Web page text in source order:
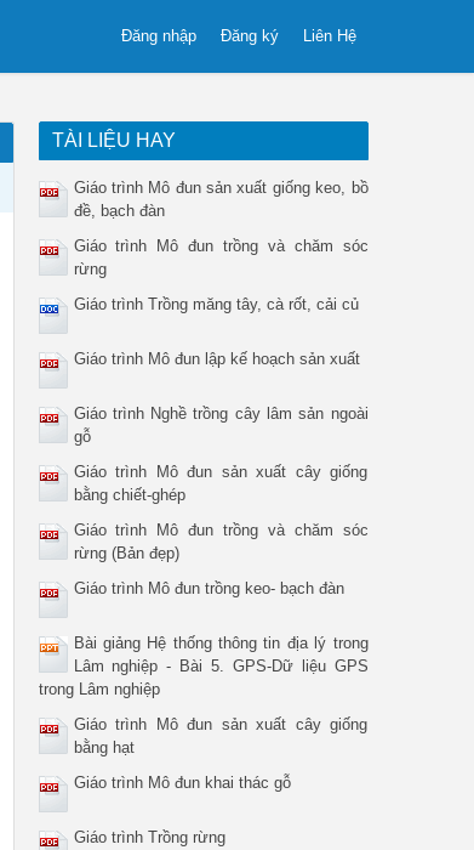
Liên Hệ
Đăng ký
Đăng nhập
TÀI LIỆU HAY
Giáo trình Mô đun sản xuất giống keo, bồ
đề, bạch đàn
Giáo trình Mô đun trồng và chăm sóc
rừng
Giáo trình Trồng măng tây, cà rốt, cải củ
Giáo trình Mô đun lập kế hoạch sản xuất
Giáo trình Nghề trồng cây lâm sản ngoài
gỗ
Giáo trình Mô đun sản xuất cây giống
bằng chiết-ghép
Giáo trình Mô đun trồng và chăm sóc
rừng (Bản đẹp)
Giáo trình Mô đun trồng keo- bạch đàn
Bài giảng Hệ thống thông tin địa lý trong
Lâm nghiệp - Bài 5. GPS-Dữ liệu GPS
trong Lâm nghiệp
Giáo trình Mô đun sản xuất cây giống
bằng hạt
Giáo trình Mô đun khai thác gỗ
Giáo trình Trồng rừng